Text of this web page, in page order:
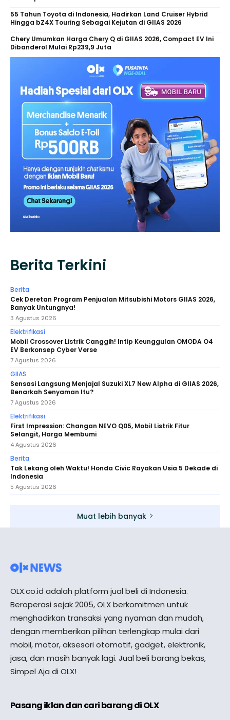
55 Tahun Toyota di Indonesia, Hadirkan Land Cruiser Hybrid
Hingga bZ4X Touring Sebagai Kejutan di GIIAS 2026
Chery Umumkan Harga Chery Q di GIIAS 2026, Compact EV Ini
Dibanderol Mulai Rp239,9 Juta
Berita Terkini
Berita
Cek Deretan Program Penjualan Mitsubishi Motors GIIAS 2026,
Banyak Untungnya!
3 Agustus 2026
Elektrifikasi
Mobil Crossover Listrik Canggih! Intip Keunggulan OMODA O4
EV Berkonsep Cyber Verse
7 Agustus 2026
GIIAS
Sensasi Langsung Menjajal Suzuki XL7 New Alpha di GIIAS 2026,
Benarkah Senyaman Itu?
7 Agustus 2026
Elektrifikasi
First Impression: Changan NEVO Q05, Mobil Listrik Fitur
Selangit, Harga Membumi
4 Agustus 2026
Berita
Tak Lekang oleh Waktu! Honda Civic Rayakan Usia 5 Dekade di
Indonesia
5 Agustus 2026
Muat lebih banyak
OLX.co.id adalah platform jual beli di Indonesia.
Beroperasi sejak 2005, OLX berkomitmen untuk
menghadirkan transaksi yang nyaman dan mudah,
dengan memberikan pilihan terlengkap mulai dari
mobil, motor, aksesori otomotif, gadget, elektronik,
jasa, dan masih banyak lagi. Jual beli barang bekas,
Simpel Aja di OLX!
Pasang iklan dan cari barang di OLX